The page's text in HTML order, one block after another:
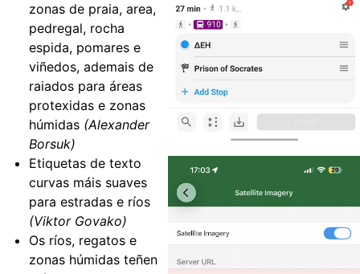
zonas de praia, area,
pedregal, rocha
espida, pomares e
viñedos, ademais de
raiados para áreas
protexidas e zonas
húmidas (Alexander
Borsuk)
Etiquetas de texto
curvas máis suaves
para estradas e ríos
(Viktor Govako)
Os ríos, regatos e
zonas húmidas teñen